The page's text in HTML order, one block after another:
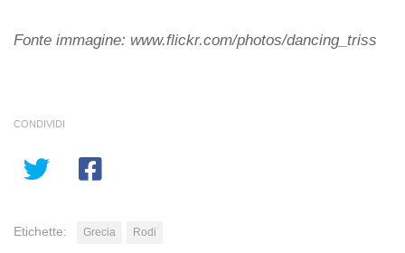
Fonte immagine: www.flickr.com/photos/dancing_triss
CONDIVIDI
Etichette: Grecia Rodi